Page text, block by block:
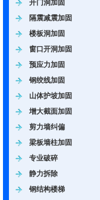
开门洞加固
隔震减震加固
楼板洞加固
窗口开洞加固
预应力加固
钢绞线加固
山体护坡加固
增大截面加固
剪力墙纠偏
梁板墙柱加固
专业破碎
静力拆除
钢结构楼梯